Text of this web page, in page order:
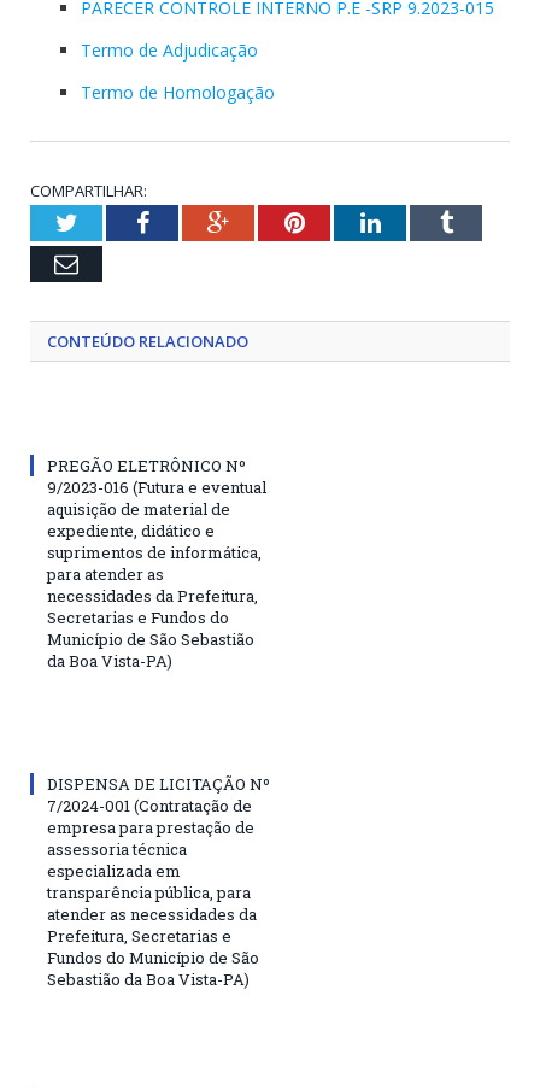
PARECER CONTROLE INTERNO P.E -SRP 9.2023-015
Termo de Adjudicação
Termo de Homologação
COMPARTILHAR:
TwitterFacebookGoogle+PinterestLinkedInTumblr
Email
CONTEÚDO RELACIONADO
PREGÃO ELETRÔNICO Nº
9/2023-016 (Futura e eventual
aquisição de material de
expediente, didático e
suprimentos de informática,
para atender as
necessidades da Prefeitura,
Secretarias e Fundos do
Município de São Sebastião
da Boa Vista-PA)
DISPENSA DE LICITAÇÃO Nº
7/2024-001 (Contratação de
empresa para prestação de
assessoria técnica
especializada em
transparência pública, para
atender as necessidades da
Prefeitura, Secretarias e
Fundos do Município de São
Sebastião da Boa Vista-PA)